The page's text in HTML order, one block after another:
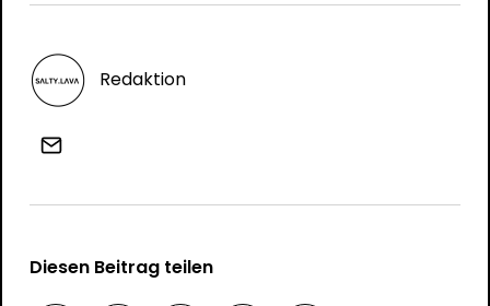
Redaktion
Diesen Beitrag teilen